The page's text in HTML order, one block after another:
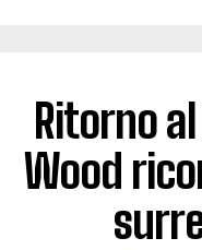
Ritorno
Wood